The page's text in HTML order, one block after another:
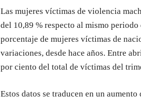
Las mujeres víctimas de violencia
del 10,89 % respecto al mismo
porcentaje de mujeres víctimas de
variaciones, desde hace años. Entre
por ciento del total de víctimas del
Estos datos se traducen en un